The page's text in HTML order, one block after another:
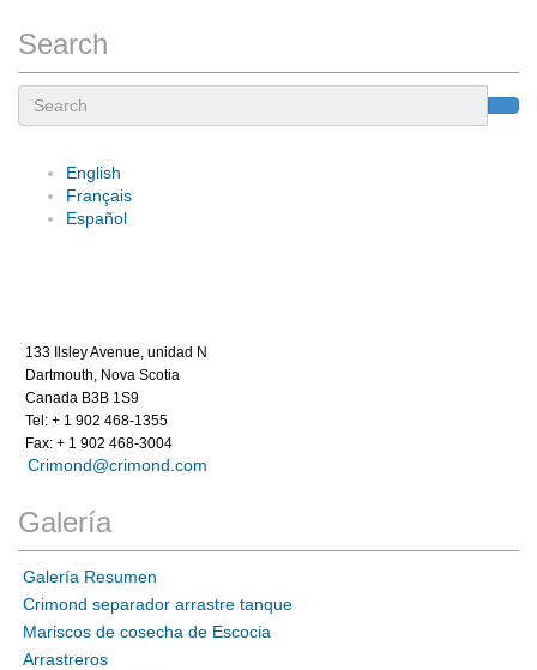
Search
English
Français
Español
133 Ilsley Avenue, unidad N
Dartmouth, Nova Scotia
Canada B3B 1S9
Tel: + 1 902 468-1355
Fax: + 1 902 468-3004
Crimond@crimond.com
Galería
Galería Resumen
Crimond separador arrastre tanque
Mariscos de cosecha de Escocia
Arrastreros